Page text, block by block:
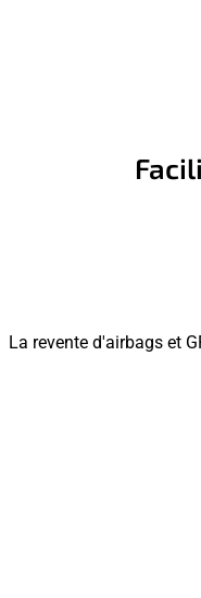
La revente d'airbags et